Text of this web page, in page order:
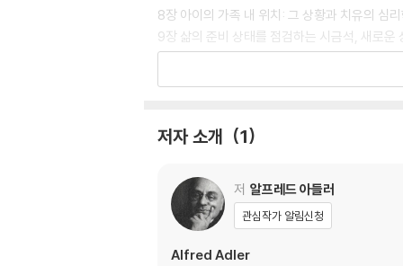
8장 아이의 가족 내 위치: 그 상황과 치유의 심
9장 삶의 준비 상태를 점검하는 시금석, 새로운
10장 학교에 입학한 아이
14장 학부모 교육시키기
저자 소개 1
저 알프레드 아들러
관심작가 알림신청
Alfred Adler